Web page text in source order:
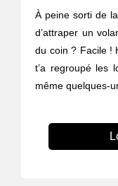
À peine sorti de
d’attraper un
du coin ? Facile !
t’a regroupé les
même quelques-